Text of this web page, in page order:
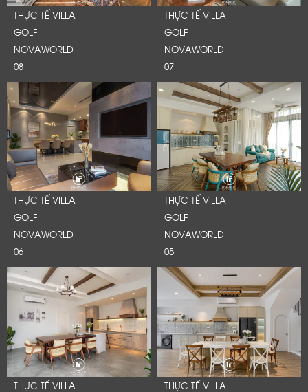
THỰC TẾ VILLA
GOLF
NOVAWORLD
08
THỰC TẾ VILLA
GOLF
NOVAWORLD
07
THỰC TẾ VILLA
GOLF
NOVAWORLD
06
THỰC TẾ VILLA
GOLF
NOVAWORLD
05
THỰC TẾ VILLA
THỰC TẾ VILLA
Cảm ơn quý khách đã để lại thông tin.
Chúng tôi sẽ liên hệ lại trong thời gian sớm nhất